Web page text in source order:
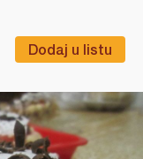
Dodaj u listu